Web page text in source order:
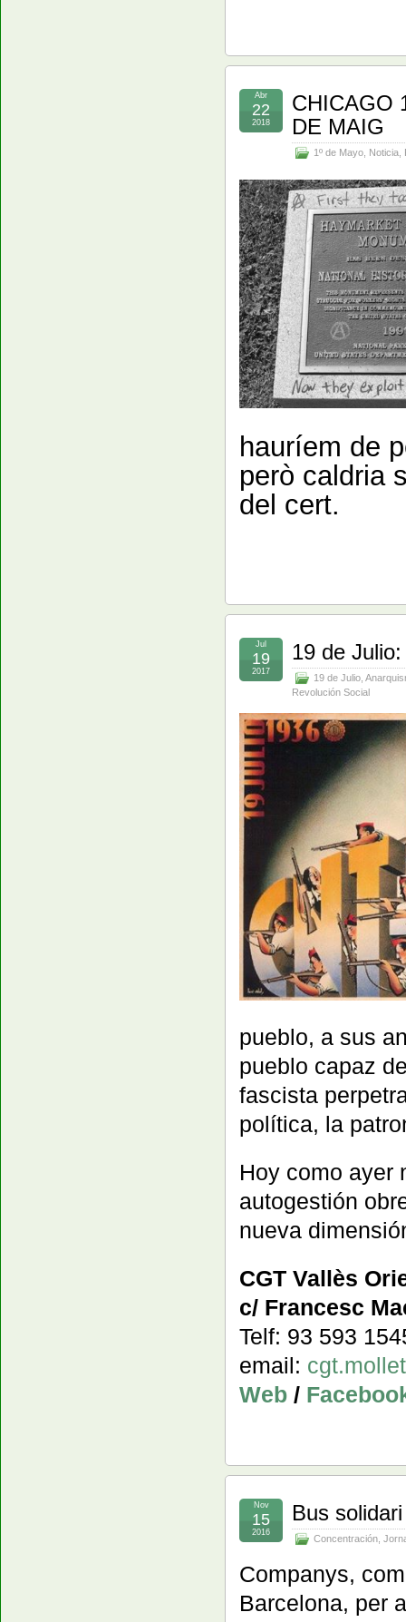
CHICAGO
DE MAIG
1º de Mayo, Noticia,
Abr
22
2018
hauríem de
però caldria
del cert.
19 de
19 de Julio
Revolución Social
Jul
19
2017
pueblo, a sus
pueblo capaz
fascista
política, la
Hoy como ayer
autogestión
nueva
CGT Vallès
c/ Francesc
Telf: 93 593
email:
Web /
Bus
Concentración
Nov
15
2016
Companys,
Barcelona, per